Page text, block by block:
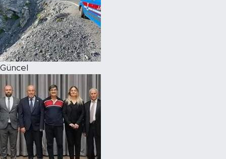
Güncel
Magazin
Özel Haber
Politika
Resmi İlanlar
Sağlık
Spor